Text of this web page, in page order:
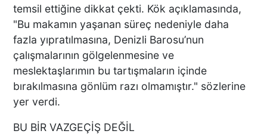
temsil ettiğine dikkat çekti. Kök açıklamasında,
"Bu makamın yaşanan süreç nedeniyle daha
fazla yıpratılmasına, Denizli Barosu’nun
çalışmalarının gölgelenmesine ve
meslektaşlarımın bu tartışmaların içinde
bırakılmasına gönlüm razı olmamıştır." sözlerine
yer verdi.
BU BİR VAZGEÇİŞ DEĞİL